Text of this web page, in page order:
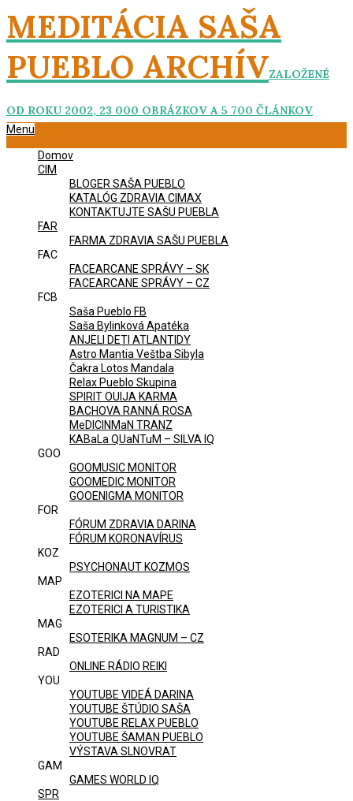
Skip
to
content
MEDITÁCIA SAŠA
PUEBLO ARCHÍVZALOŽENÉ
OD ROKU 2002, 23 000 OBRÁZKOV A 5 700 ČLÁNKOV
Primary
Menu
Domov
CIM
BLOGER SAŠA PUEBLO
KATALÓG ZDRAVIA CIMAX
KONTAKTUJTE SAŠU PUEBLA
FAR
FARMA ZDRAVIA SAŠU PUEBLA
FAC
FACEARCANE SPRÁVY – SK
FACEARCANE SPRÁVY – CZ
FCB
Saša Pueblo FB
Saša Bylinková Apatéka
ANJELI DETI ATLANTIDY
Astro Mantia Veštba Sibyla
Čakra Lotos Mandala
Relax Pueblo Skupina
SPIRIT OUIJA KARMA
BACHOVA RANNÁ ROSA
MeDICINMaN TRANZ
KABaLa QUaNTuM – SILVA IQ
GOO
GOOMUSIC MONITOR
GOOMEDIC MONITOR
GOOENIGMA MONITOR
FOR
FÓRUM ZDRAVIA DARINA
FÓRUM KORONAVÍRUS
KOZ
PSYCHONAUT KOZMOS
MAP
EZOTERICI NA MAPE
EZOTERICI A TURISTIKA
MAG
ESOTERIKA MAGNUM – CZ
RAD
ONLINE RÁDIO REIKI
YOU
YOUTUBE VIDEÁ DARINA
YOUTUBE ŠTÚDIO SAŠA
YOUTUBE RELAX PUEBLO
YOUTUBE ŠAMAN PUEBLO
VÝSTAVA SLNOVRAT
GAM
GAMES WORLD IQ
SPR